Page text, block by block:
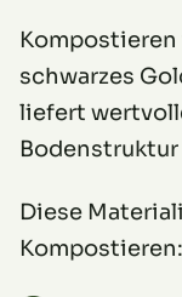
schwarzes
liefert
Diese
Kompostieren: